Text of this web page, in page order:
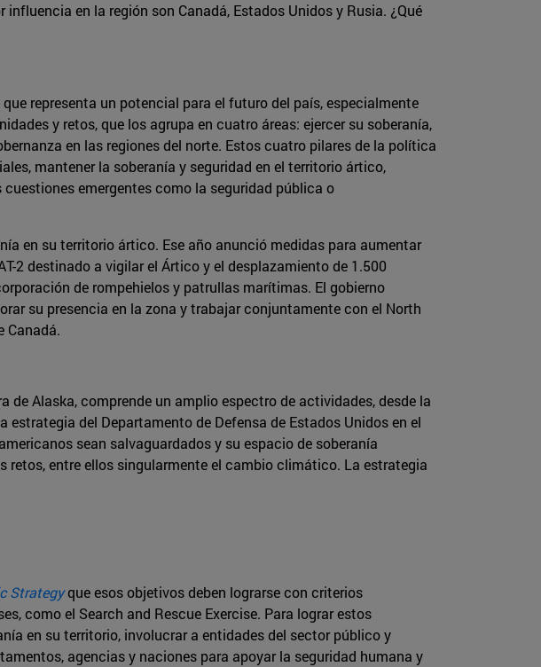
en la región son Canadá, Estados Unidos y Rusia. ¿Qué
representa un potencial para el futuro del país, especialmente
y retos, que los agrupa en cuatro áreas: ejercer su soberanía,
en las regiones del norte. Estos cuatro pilares de la política
mantener la soberanía y seguridad en el territorio ártico,
emergentes como la seguridad pública o
en su territorio ártico. Ese año anunció medidas para aumentar
2 destinado a vigilar el Ártico y el desplazamiento de 1.500
de rompehielos y patrullas marítimas. El gobierno
su presencia en la zona y trabajar conjuntamente con el North
Canadá.
Alaska, comprende un amplio espectro de actividades, desde la
del Departamento de Defensa de Estados Unidos en el
sean salvaguardados y su espacio de soberanía
entre ellos singularmente el cambio climático. La estrategia
Strategyque esos objetivos deben lograrse con criterios
como el Search and Rescue Exercise. Para lograr estos
en su territorio, involucrar a entidades del sector público y
agencias y naciones para apoyar la seguridad humana y